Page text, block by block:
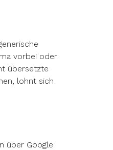
vorbei oder
übersetzte
lohnt sich
über Google